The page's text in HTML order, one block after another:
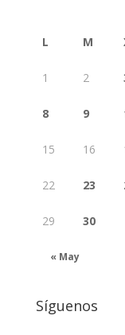
L M
« May
1 2
8 9
15 16
22 23
29 30
Síguenos